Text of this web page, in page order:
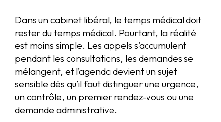
Dans un cabinet libéral, le temps médical doit
rester du temps médical. Pourtant, la réalité
est moins simple. Les appels s’accumulent
pendant les consultations, les demandes se
mélangent, et l’agenda devient un sujet
sensible dès qu’il faut distinguer une urgence,
un contrôle, un premier rendez-vous ou une
demande administrative.